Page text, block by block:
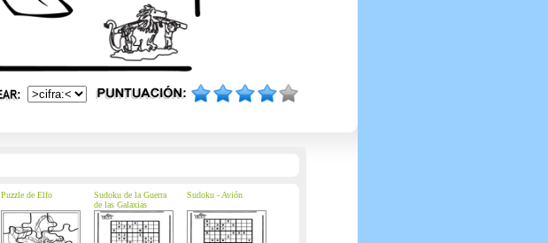
Puzzle de Elfo
Sudoku de la Guerra
de las Galaxias
Sudoku - Avión